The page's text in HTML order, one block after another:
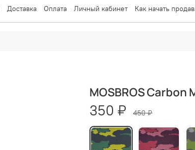
Доставка Оплата Личный кабинет Как начать
MOSBROS Carbon
350 ₽ 450 ₽